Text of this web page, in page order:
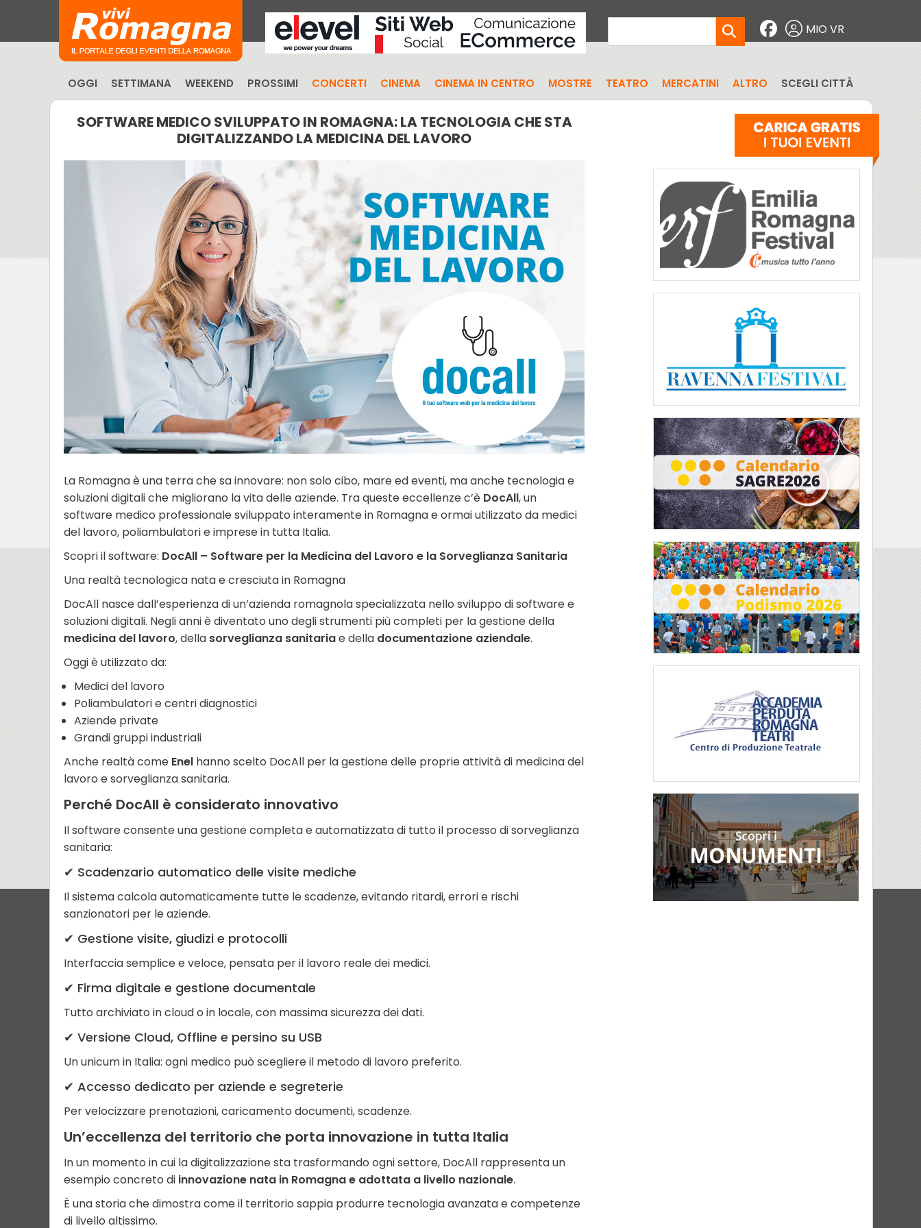
MIO VR
OGGI SETTIMANA WEEKEND PROSSIMI CONCERTI CINEMA CINEMA IN CENTRO MOSTRE TEATRO MERCATINI ALTRO SCEGLI CITTÀ
SOFTWARE MEDICO SVILUPPATO IN ROMAGNA: LA TECNOLOGIA CHE STA
DIGITALIZZANDO LA MEDICINA DEL LAVORO
La Romagna è una terra che sa innovare: non solo cibo, mare ed eventi, ma anche tecnologia e
soluzioni digitali che migliorano la vita delle aziende. Tra queste eccellenze c’è DocAll, un
software medico professionale sviluppato interamente in Romagna e ormai utilizzato da medici
del lavoro, poliambulatori e imprese in tutta Italia.
Scopri il software: DocAll – Software per la Medicina del Lavoro e la Sorveglianza Sanitaria
Una realtà tecnologica nata e cresciuta in Romagna
DocAll nasce dall’esperienza di un’azienda romagnola specializzata nello sviluppo di software e
soluzioni digitali. Negli anni è diventato uno degli strumenti più completi per la gestione della
medicina del lavoro, della sorveglianza sanitariae della documentazione aziendale.
Oggi è utilizzato da:
Medici del lavoro
Poliambulatori e centri diagnostici
Aziende private
Grandi gruppi industriali
Anche realtà come Enel hanno scelto DocAll per la gestione delle proprie attività di medicina del
lavoro e sorveglianza sanitaria.
Perché DocAll è considerato innovativo
Il software consente una gestione completa e automatizzata di tutto il processo di sorveglianza
sanitaria:
✔ Scadenzario automatico delle visite mediche
Il sistema calcola automaticamente tutte le scadenze, evitando ritardi, errori e rischi
sanzionatori per le aziende.
✔ Gestione visite, giudizi e protocolli
Interfaccia semplice e veloce, pensata per il lavoro reale dei medici.
✔ Firma digitale e gestione documentale
Tutto archiviato in cloud o in locale, con massima sicurezza dei dati.
✔ Versione Cloud, Offline e persino su USB
Un unicum in Italia: ogni medico può scegliere il metodo di lavoro preferito.
✔ Accesso dedicato per aziende e segreterie
Per velocizzare prenotazioni, caricamento documenti, scadenze.
Un’eccellenza del territorio che porta innovazione in tutta Italia
In un momento in cui la digitalizzazione sta trasformando ogni settore, DocAll rappresenta un
esempio concreto di innovazione nata in Romagna e adottata a livello nazionale.
È una storia che dimostra come il territorio sappia produrre tecnologia avanzata e competenze
di livello altissimo.